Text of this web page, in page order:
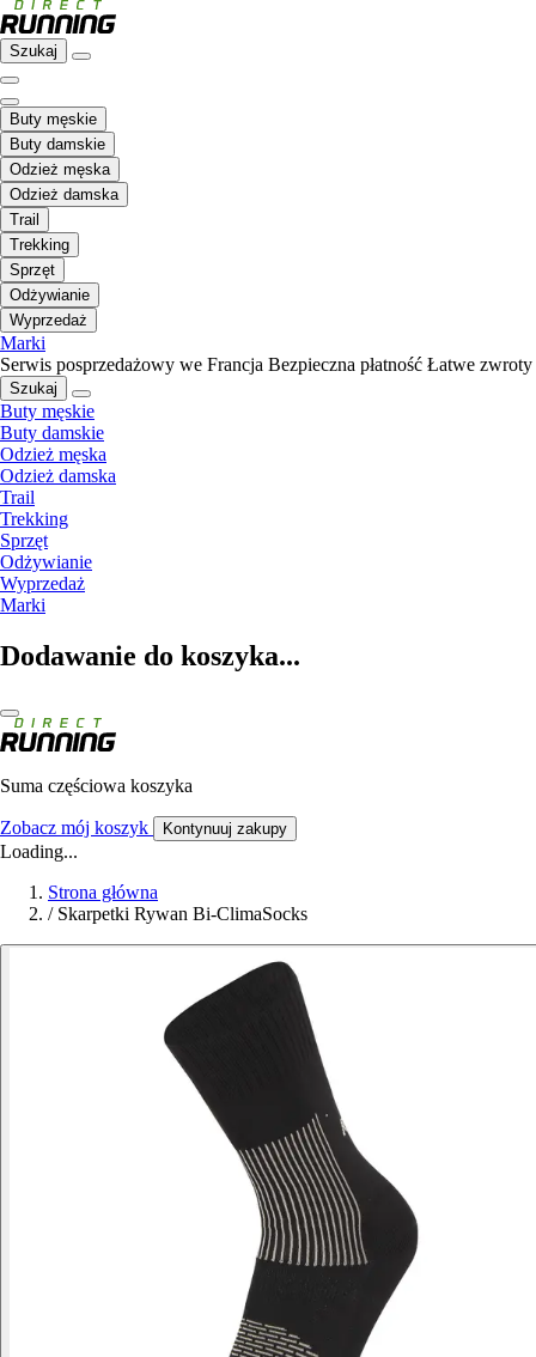
Szukaj
Buty męskie
Buty damskie
Odzież męska
Odzież damska
Trail
Trekking
Sprzęt
Odżywianie
Wyprzedaż
Marki
Serwis posprzedażowy we Francja Bezpieczna płatność Łatwe zwroty
Szukaj
Buty męskie
Buty damskie
Odzież męska
Odzież damska
Trail
Trekking
Sprzęt
Odżywianie
Wyprzedaż
Marki
Dodawanie do koszyka...
Suma częściowa koszyka
Zobacz mój koszyk Kontynuuj zakupy
Loading...
Strona główna
/ Skarpetki Rywan Bi-ClimaSocks